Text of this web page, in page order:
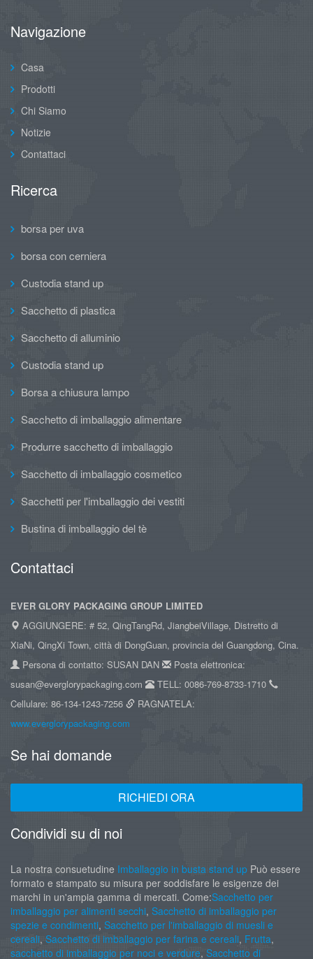
Navigazione
Casa
Prodotti
Chi Siamo
Notizie
Contattaci
Ricerca
borsa per uva
borsa con cerniera
Custodia stand up
Sacchetto di plastica
Sacchetto di alluminio
Custodia stand up
Borsa a chiusura lampo
Sacchetto di imballaggio alimentare
Produrre sacchetto di imballaggio
Sacchetto di imballaggio cosmetico
Sacchetti per l'imballaggio dei vestiti
Bustina di imballaggio del tè
Contattaci
EVER GLORY PACKAGING GROUP LIMITED
AGGIUNGERE: # 52, QingTangRd, JiangbeiVillage, Distretto di
XiaNi, QingXi Town, città di DongGuan, provincia del Guangdong, Cina.
Persona di contatto: SUSAN DAN
Posta elettronica:
susan@everglorypackaging.com
TELL: 0086-769-8733-1710
Cellulare: 86-134-1243-7256
RAGNATELA:
www.everglorypackaging.com
Se hai domande
RICHIEDI ORA
Condividi su di noi
La nostra consuetudine Imballaggio in busta stand up Può essere
formato e stampato su misura per soddisfare le esigenze dei
marchi in un'ampia gamma di mercati. Come:Sacchetto per
imballaggio per alimenti secchi, Sacchetto di imballaggio per
spezie e condimenti, Sacchetto per l'imballaggio di muesli e
cereali, Sacchetto di imballaggio per farina e cereali, Frutta,
sacchetto di imballaggio per noci e verdure, Sacchetto di